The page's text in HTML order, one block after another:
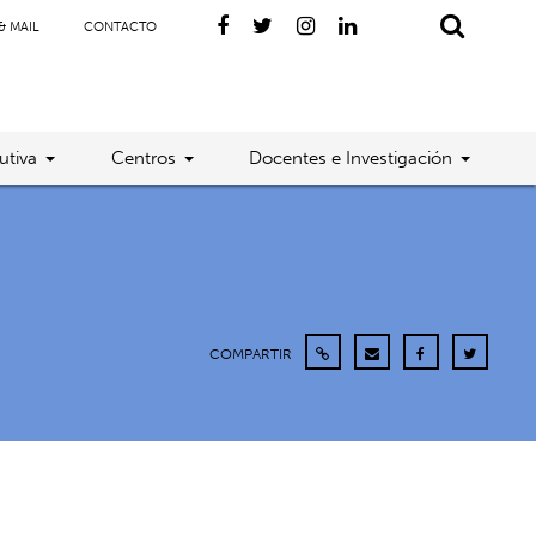
MAIL CONTACTO
Centros Docentes e Investigación
COMPARTIR